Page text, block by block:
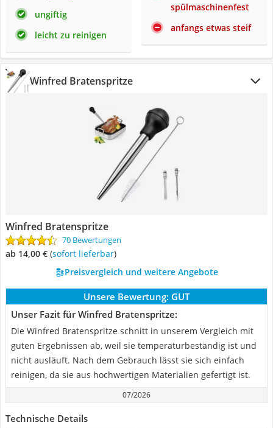
ungiftig
leicht zu reinigen
spülmaschinenfest
anfangs etwas steif
Winfred Bratenspritze
Winfred Bratenspritze
70 Bewertungen
ab 14,00 € ( Sofort lieferbar)
Preisvergleich und weitere Angebote
Unsere Bewertung: GUT
Unser Fazit für Winfred Bratenspritze:
Die Winfred Bratenspritze schnitt in unserem Vergleich mit
guten Ergebnissen ab, weil sie temperaturbeständig ist und
nicht ausläuft. Nach dem Gebrauch lässt sie sich einfach
reinigen, da sie aus hochwertigen Materialien gefertigt ist.
07/2026
Technische Details